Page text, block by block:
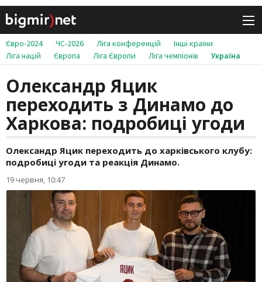
Євро-2024 ЧС-2026 Ліга конференцій
Інші країни
Ліга націй
Європа Ліга Європи Ліга чемпіонів Україна
Олександр Яцик
переходить з Динамо до
Харкова: подробиці угоди
Олександр Яцик переходить до харківського клубу:
подробиці угоди та реакція Динамо.
19 червня, 10:47